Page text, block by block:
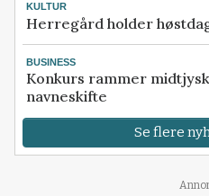
KULTUR
Herregård holder
BUSINESS
Konkurs rammer
navneskifte
Se flere